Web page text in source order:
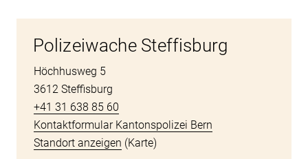
Polizeiwache Steffisburg
Höchhusweg 5
3612 Steffisburg
+41 31 638 85 60
Kontaktformular Kantonspolizei Bern
Standort anzeigen (Karte)